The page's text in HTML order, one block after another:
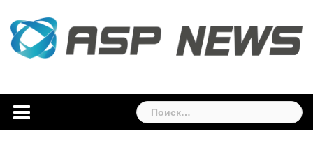
content
Найти: